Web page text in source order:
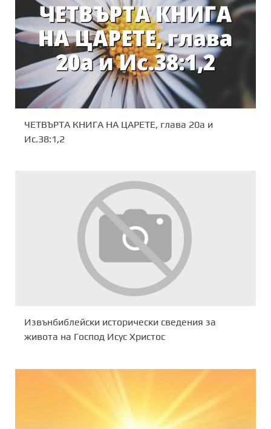
ЧЕТВЪРТА КНИГА НА ЦАРЕТЕ, глава 20а и
Ис.38:1,2
Извънбиблейски исторически сведения за
живота на Господ Исус Христос